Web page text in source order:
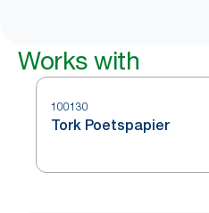
Works with
100130
Tork Poetspapier